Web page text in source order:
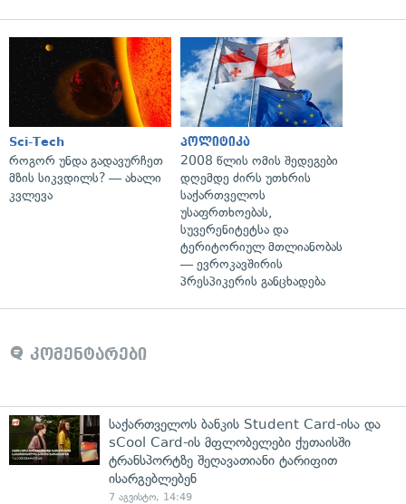
Sci-Tech
როგორ უნდა გადავურჩეთ
მზის სიკვდილს? — ახალი
კვლევა
პოლიტიკა
2008 წლის ომის შედეგები
დღემდე ძირს უთხრის
საქართველოს
უსაფრთხოებას,
სუვერენიტეტსა და
ტერიტორიულ მთლიანობას
— ევროკავშირის
პრესპიკერის განცხადება
კომენტარები
საქართველოს ბანკის Student Card-ისა და
sCool Card-ის მფლობელები ქუთაისში
ტრანსპორტზე შეღავათიანი ტარიფით
ისარგებლებენ
7 აგვისტო, 14:49